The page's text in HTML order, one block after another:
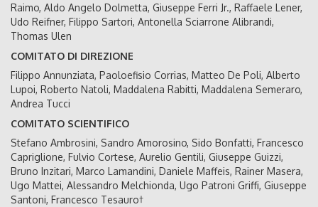
Raimo, Aldo Angelo Dolmetta, Giuseppe Ferri Jr., Raffaele Lener,
Udo Reifner, Filippo Sartori, Antonella Sciarrone Alibrandi,
Thomas Ulen
COMITATO DI DIREZIONE
Filippo Annunziata, Paoloefisio Corrias, Matteo De Poli, Alberto
Lupoi, Roberto Natoli, Maddalena Rabitti, Maddalena Semeraro,
Andrea Tucci
COMITATO SCIENTIFICO
Stefano Ambrosini, Sandro Amorosino, Sido Bonfatti, Francesco
Capriglione, Fulvio Cortese, Aurelio Gentili, Giuseppe Guizzi,
Bruno Inzitari, Marco Lamandini, Daniele Maffeis, Rainer Masera,
Ugo Mattei, Alessandro Melchionda, Ugo Patroni Griffi, Giuseppe
Santoni, Francesco Tesauro†